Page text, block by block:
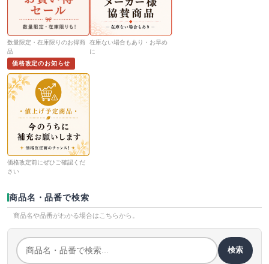
数量限定・在庫限りのお得商
品
在庫ない場合もあり・お早め
に
価格改定のお知らせ
価格改定前にぜひご確認くだ
さい
商品名・品番で検索
商品名や品番がわかる場合はこちらから。
検索